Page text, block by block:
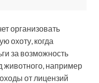
организовать
охоту, когда
за возможность
животного, например
от лицензий